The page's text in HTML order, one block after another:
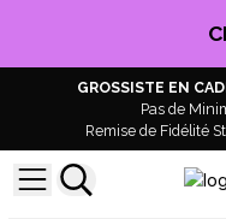
GROSSISTE EN
Pas de
Remise de Fidélité